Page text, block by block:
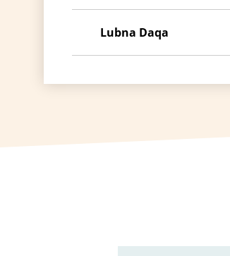
Lubna Daqa